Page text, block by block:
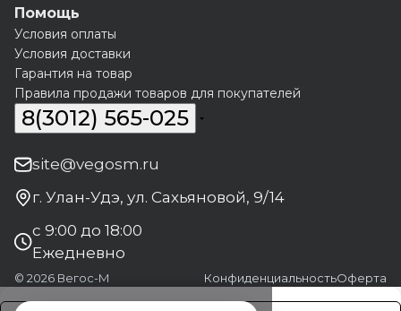
Помощь
Условия оплаты
Условия доставки
Гарантия на товар
Правила продажи товаров для покупателей
8(3012) 565-025
site@vegosm.ru
г. Улан-Удэ, ул. Сахьяновой, 9/14
с 9:00 до 18:00
Ежедневно
© 2026 Вегос-М КонфиденциальностьОферта